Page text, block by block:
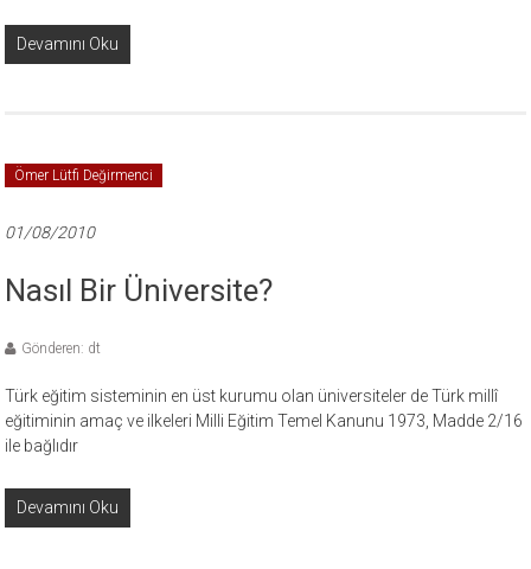
Devamını Oku
Ömer Lütfi Değirmenci
01/08/2010
Nasıl Bir Üniversite?
Gönderen: dt
Türk eğitim sisteminin en üst kurumu olan üniversiteler de Türk millî
eğitiminin amaç ve ilkeleri Milli Eğitim Temel Kanunu 1973, Madde 2/16
ile bağlıdır
Devamını Oku